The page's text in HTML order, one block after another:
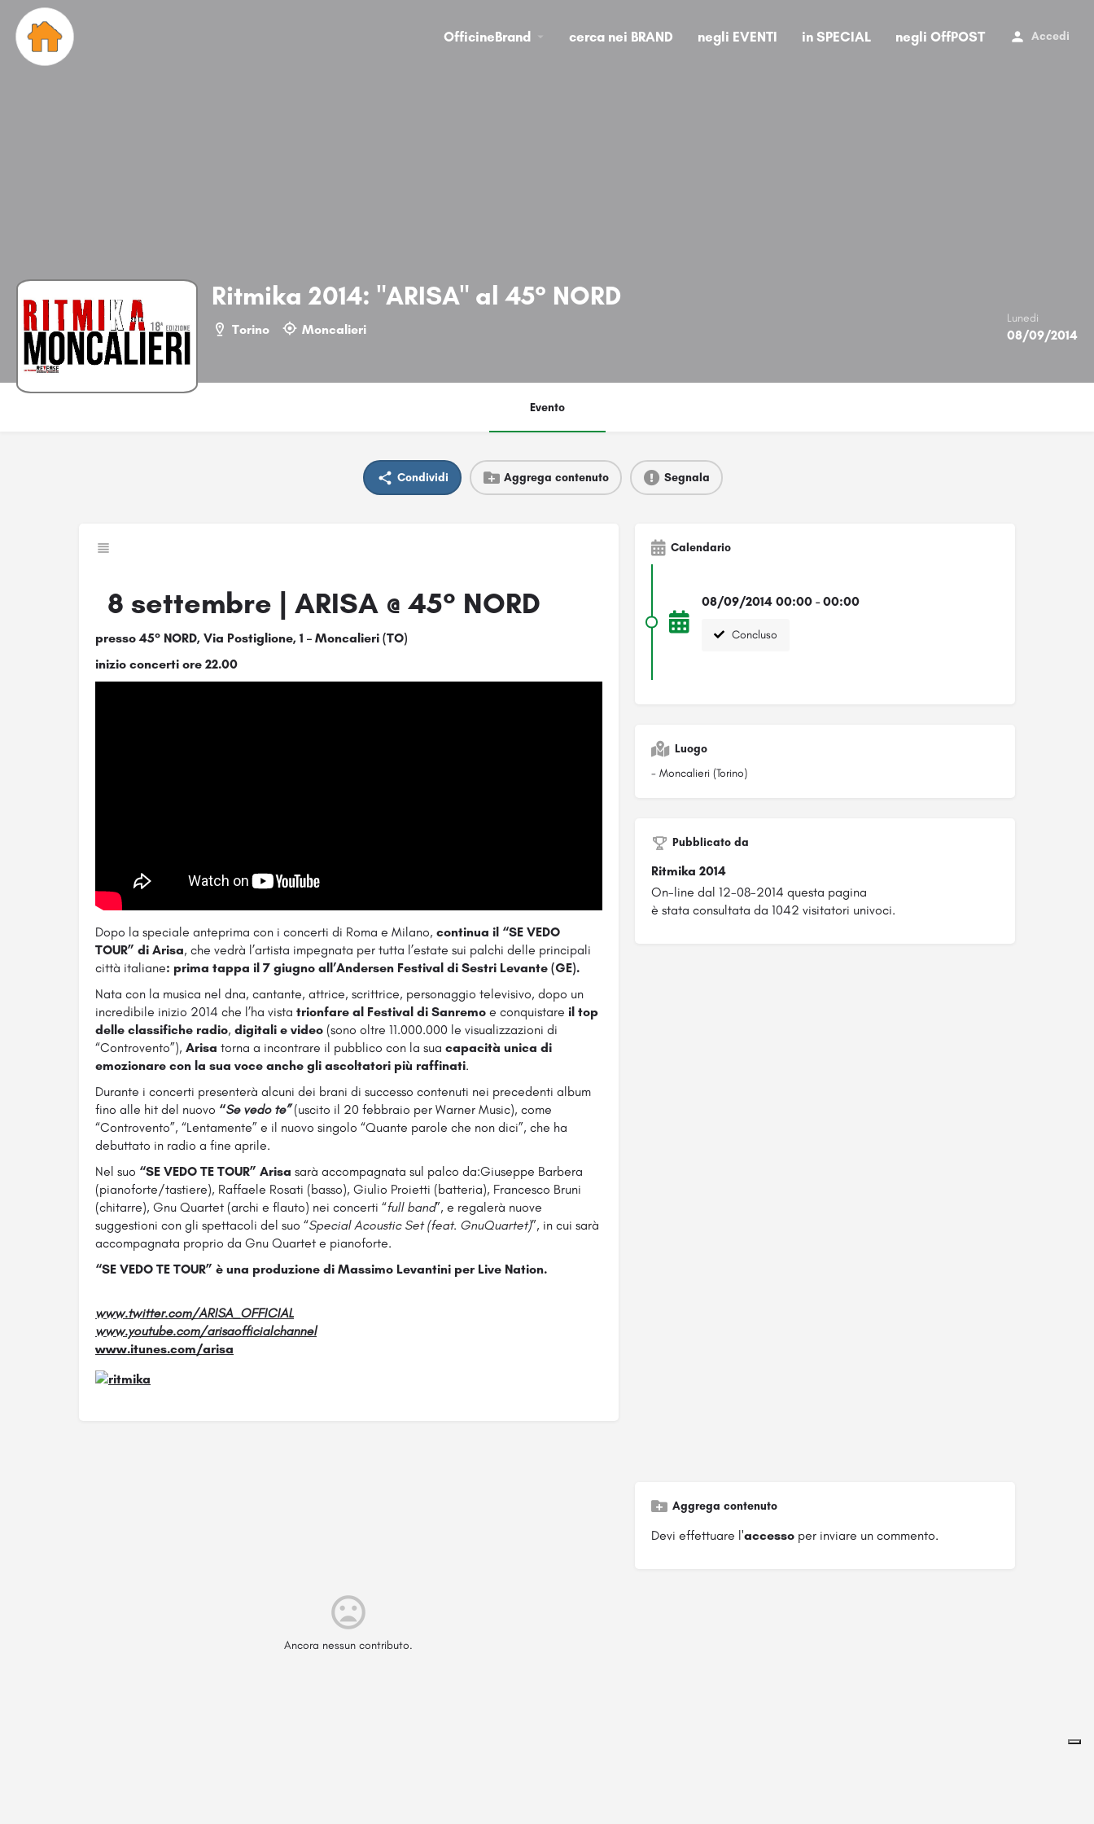
OfficineBrand cerca nei BRAND negli EVENTI in SPECIAL negli OffPOST Accedi
Ritmika 2014: "ARISA" al 45° NORD
Torino Moncalieri
Lunedi
08/09/2014
Evento
Condividi Aggrega contenuto Segnala
8 settembre | ARISA @ 45° NORD
presso 45° NORD, Via Postiglione, 1 – Moncalieri (TO)
inizio concerti ore 22.00
Dopo la speciale anteprima con i concerti di Roma e Milano, continua il “SE VEDO
TOUR” di Arisa, che vedrà l’artista impegnata per tutta l’estate sui palchi delle principali
città italiane: prima tappa il 7 giugno all’Andersen Festival di Sestri Levante (GE).
Nata con la musica nel dna, cantante, attrice, scrittrice, personaggio televisivo, dopo un
incredibile inizio 2014 che l’ha vista trionfare al Festival di Sanremo e conquistare il top
delle classifiche radio, digitali e video (sono oltre 11.000.000 le visualizzazioni di
“Controvento”), Arisa torna a incontrare il pubblico con la sua capacità unica di
emozionare con la sua voce anche gli ascoltatori più raffinati.
Durante i concerti presenterà alcuni dei brani di successo contenuti nei precedenti album
fino alle hit del nuovo “Se vedo te”(uscito il 20 febbraio per Warner Music), come
“Controvento”, “Lentamente” e il nuovo singolo “Quante parole che non dici”, che ha
debuttato in radio a fine aprile.
Nel suo “SE VEDO TE TOUR” Arisa sarà accompagnata sul palco da:Giuseppe Barbera
(pianoforte/tastiere), Raffaele Rosati (basso), Giulio Proietti (batteria), Francesco Bruni
(chitarre), Gnu Quartet (archi e flauto) nei concerti “full band”, e regalerà nuove
suggestioni con gli spettacoli del suo “Special Acoustic Set (feat. GnuQuartet)”, in cui sarà
accompagnata proprio da Gnu Quartet e pianoforte.
“SE VEDO TE TOUR” è una produzione di Massimo Levantini per Live Nation.
www.twitter.com/ARISA_OFFICIAL
www.youtube.com/arisaofficialchannel
www.itunes.com/arisa
Calendario
08/09/2014 00:00 - 00:00
Concluso
Luogo
- Moncalieri (Torino)
Pubblicato da
Ritmika 2014
On-line dal 12-08-2014 questa pagina
è stata consultata da 1042 visitatori univoci.
Ancora nessun contributo.
Aggrega contenuto
Devi effettuare l'accessoper inviare un commento.